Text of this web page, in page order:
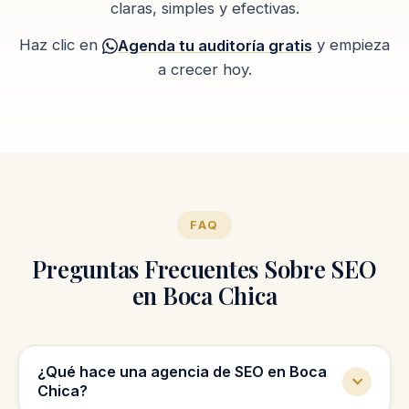
claras, simples y efectivas.
Haz clic en
Agenda tu auditoría gratis y empieza
a crecer hoy.
FAQ
Preguntas Frecuentes Sobre SEO
en Boca Chica
¿Qué hace una agencia de SEO en Boca
Chica?